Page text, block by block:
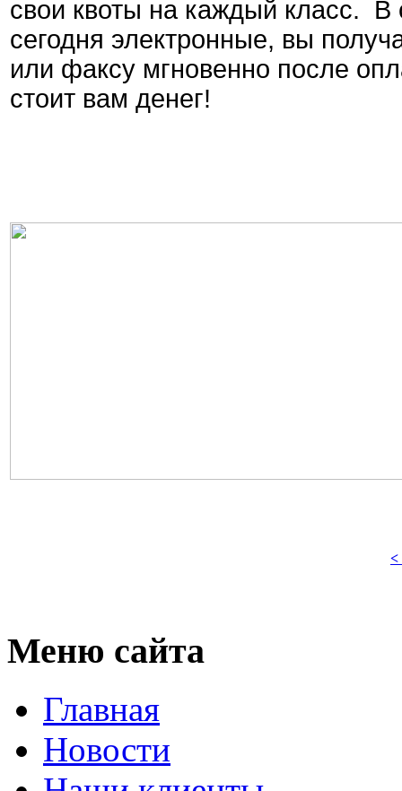
свои квоты на каждый класс. В
сегодня электронные, вы
или факсу мгновенно после
стоит вам денег!
<
Меню сайта
Главная
Новости